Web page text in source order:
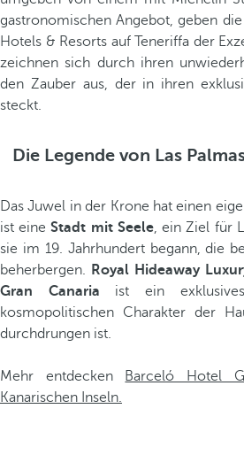
gastronomischen Angebot, geben
Hotels & Resorts auf Teneriffa der
zeichnen sich durch ihren
den Zauber aus, der in ihren
steckt.
Die Legende von Las
Das Juwel in der Krone hat einen
ist eineStadt mit Seele, ein Ziel für
sie im 19. Jahrhundert begann, die
beherbergen. Royal Hideaway
Gran Canaria ist ein
kosmopolitischen Charakter der
durchdrungen ist.
Mehr entdecken Barceló Hotel
Kanarischen Inseln.